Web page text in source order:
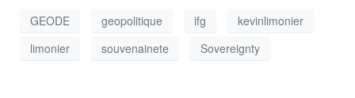
GEODE geopolitique ifg
kevinlimonier
limonier
souvenainete Sovereignty